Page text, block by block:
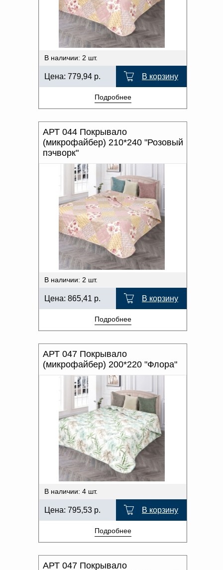
Доверенность на
получение груза
Документы по работе с
персональными данными
Письмо руководителю
Новости | Статьи
ПРОИЗВОДИТЕЛЬ
ХАРАКТЕР РИСУНКА
ОТТЕНОК ЦВЕТА
В наличии: 2 шт.
Цена: 779,94 р. В корзину
Подробнее
АРТ 044 Покрывало
(микрофайбер) 210*240 "Розовый
пэчворк"
В наличии: 2 шт.
Цена: 865,41 р. В корзину
Подробнее
АРТ 047 Покрывало
(микрофайбер) 200*220 "Флора"
В наличии: 4 шт.
Цена: 795,53 р. В корзину
Подробнее
АРТ 047 Покрывало
в
корзину